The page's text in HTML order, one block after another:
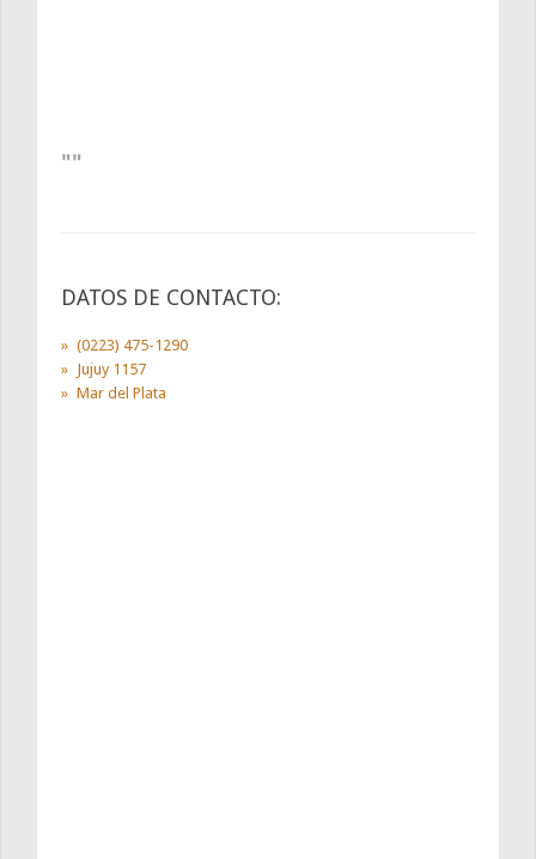
DATOS DE CONTACTO:
(0223) 475-1290
Jujuy 1157
Mar del Plata